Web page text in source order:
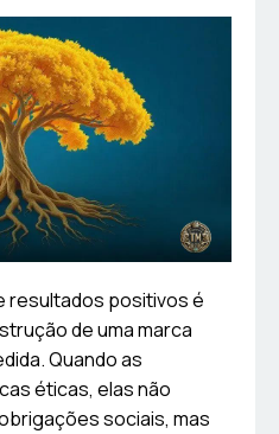
resultados positivos é
de uma marca
Quando as
éticas, elas não
sociais, mas